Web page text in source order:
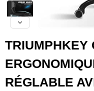
TRIUMPHKEY
RÉGLABLE